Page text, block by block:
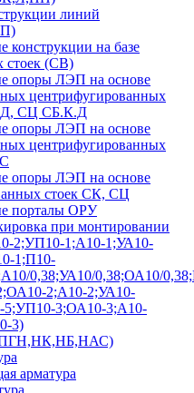
линий
конструкции на базе
стоек (СВ)
опоры ЛЭП на основе
центрифугированных
СЦ СБ.К.Д
опоры ЛЭП на основе
центрифугированных
опоры ЛЭП на основе
стоек СК, СЦ
порталы ОРУ
при монтировании
2;УП10-1;А10-1;УА10-
1;П10-
0,38;УА10/0,38;ОА10/
2;А10-2;УА10-
5;УП10-3;ОА10-3;А10-
3)
(ПГН,НК,НБ,НАС)
арматура